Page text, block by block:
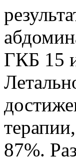
ГКБ 15
87%.